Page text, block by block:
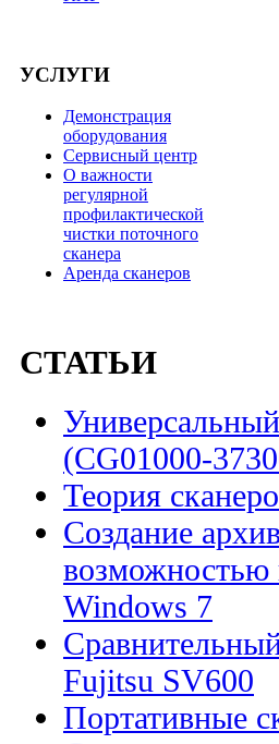
УСЛУГИ
Демонстрация
оборудования
Сервисный центр
О важности
регулярной
профилактической
чистки поточного
сканера
Аренда сканеров
СТАТЬИ
(CG01000-
Теория
Создание
возможностью
Windows 7
Fujitsu SV600
Портативные